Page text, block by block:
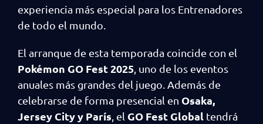
experiencia más especial para los Entrenadores
de todo el mundo.
El arranque de esta temporada coincide con el
Pokémon GO Fest 2025 , uno de los eventos
anuales más grandes del juego. Además de
celebrarse de forma presencial en Osaka,
Jersey City y París , el GO Fest Global tendrá